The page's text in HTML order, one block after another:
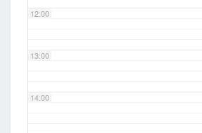
12:00
13:00
14:00